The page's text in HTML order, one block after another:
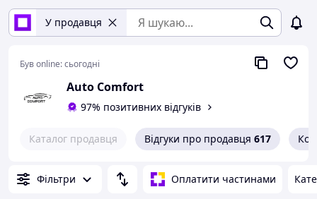
У продавця
Був online:сьогодні
Auto Comfort
97% позитивних відгуків
Каталог продавця Відгуки про продавця 617
Фільтри Оплатити частинами